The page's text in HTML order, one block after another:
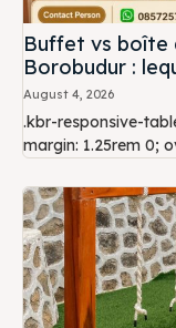
Buffet vs boîte
Borobudur :
August 4, 2026
.kbr-responsive-table-wrap { width: 100%;